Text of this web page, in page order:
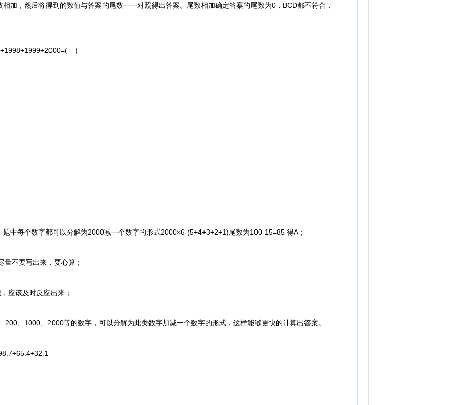
，然后将得到的数值与答案的尾数一一对照得出答案。尾数相加确定答案的尾数为0，BCD都不符合，
)
每个数字都可以分解为2000减一个数字的形式2000×6-(5+4+3+2+1)尾数为100-15=85 得A；
不要写出来，要心算；
该及时反应出来；
、1000、2000等的数字，可以分解为此类数字加减一个数字的形式，这样能够更快的计算出答案。